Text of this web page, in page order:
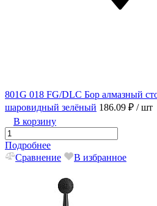
801G 018 FG/DLC Бор алмазный
шаровидный зелёный 186.09 ₽ / шт
В корзину
Подробнее
Сравнение
В избранное